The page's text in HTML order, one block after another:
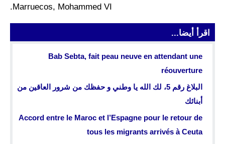
Marruecos, Mohammed VI.
اقرأ أيضا...
Bab Sebta, fait peau neuve en attendant une
réouverture
البلاغ رقم 5، لك الله يا وطني و حفظك من شرور العاقين من
أبنائك
Accord entre le Maroc et l’Espagne pour le retour de
tous les migrants arrivés à Ceuta